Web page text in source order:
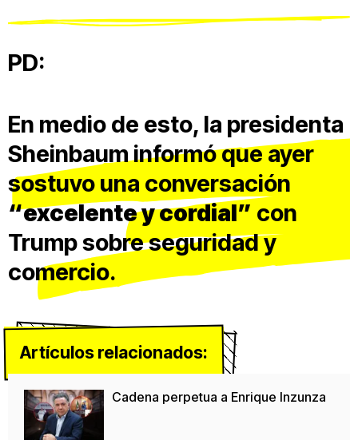
PD:
En medio de esto, la presidenta
Sheinbaum informó que ayer
sostuvo una conversación
“excelente y cordial” con
Trump sobre seguridad y
comercio.
Artículos relacionados:
Cadena perpetua a Enrique Inzunza